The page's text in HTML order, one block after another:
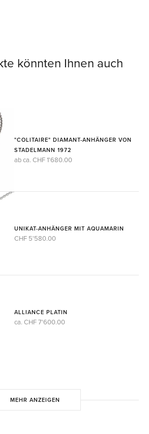
könnten Ihnen auch
"COLITAIRE" DIAMANT-ANHÄNGER VON
STADELMANN 1972
ab ca. CHF 1'680.00
UNIKAT-ANHÄNGER MIT AQUAMARIN
CHF 5'580.00
ALLIANCE PLATIN
ca. CHF 7'600.00
MEHR ANZEIGEN